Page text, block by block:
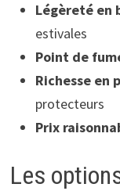
Légèreté en
estivales
Point de
Richesse en
protecteurs
Prix
Les